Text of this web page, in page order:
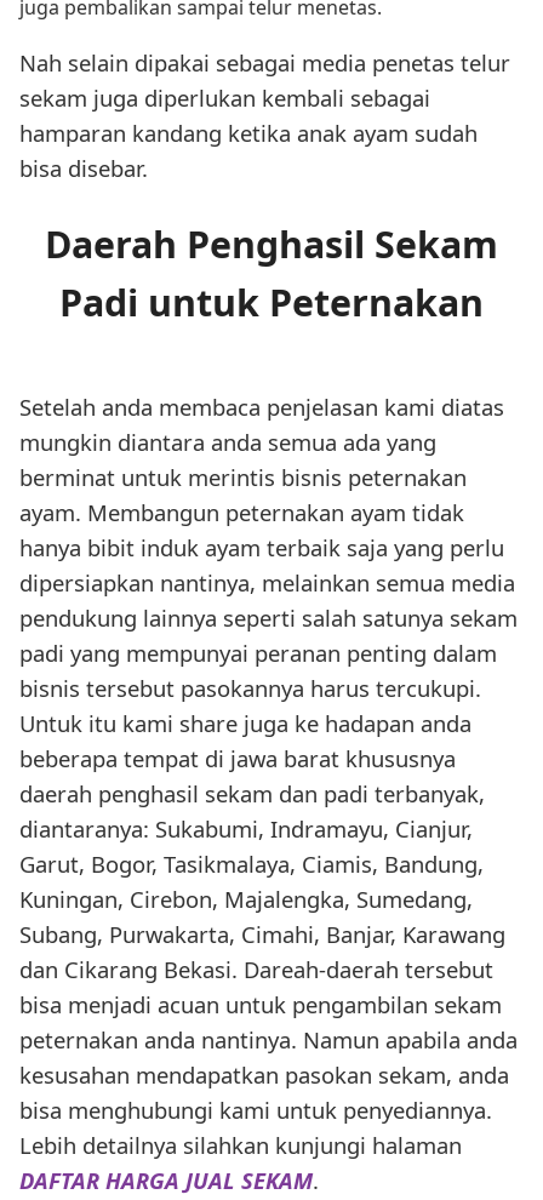
juga pembalikan sampai telur menetas.
Nah selain dipakai sebagai media penetas telur
sekam juga diperlukan kembali sebagai
hamparan kandang ketika anak ayam sudah
bisa disebar.
Daerah Penghasil Sekam
Padi untuk Peternakan
Setelah anda membaca penjelasan kami diatas
mungkin diantara anda semua ada yang
berminat untuk merintis bisnis peternakan
ayam. Membangun peternakan ayam tidak
hanya bibit induk ayam terbaik saja yang perlu
dipersiapkan nantinya, melainkan semua media
pendukung lainnya seperti salah satunya sekam
padi yang mempunyai peranan penting dalam
bisnis tersebut pasokannya harus tercukupi.
Untuk itu kami share juga ke hadapan anda
beberapa tempat di jawa barat khususnya
daerah penghasil sekam dan padi terbanyak,
diantaranya: Sukabumi, Indramayu, Cianjur,
Garut, Bogor, Tasikmalaya, Ciamis, Bandung,
Kuningan, Cirebon, Majalengka, Sumedang,
Subang, Purwakarta, Cimahi, Banjar, Karawang
dan Cikarang Bekasi. Dareah-daerah tersebut
bisa menjadi acuan untuk pengambilan sekam
peternakan anda nantinya. Namun apabila anda
kesusahan mendapatkan pasokan sekam, anda
bisa menghubungi kami untuk penyediannya.
Lebih detailnya silahkan kunjungi halaman
DAFTAR HARGA JUAL SEKAM.